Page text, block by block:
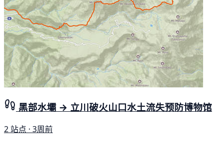
黑部水壩 → 立川破火山口水土流失预防博物馆
2 站点 · 3周前